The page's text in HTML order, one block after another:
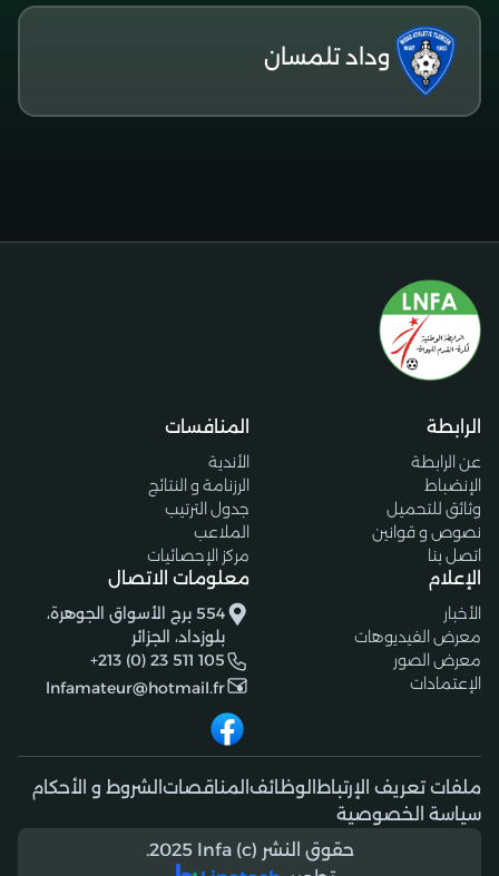
وداد تلمسان
الرابطة
عن الرابطة
الإنضباط
وثائق للتحميل
نصوص و قوانين
اتصل بنا
المنافسات
الأندية
الرزنامة و النتائج
جدول الترتيب
الملاعب
مركز الإحصائيات
الإعلام
الأخبار
معرض الفيديوهات
معرض الصور
الإعتمادات
معلومات الاتصال
554 برج الأسواق الجوهرة،
بلوزداد، الجزائر
+213 (0) 23 511 105
lnfamateur@hotmail.fr
ملفات تعريف الإرتباط الوظائف المناقصات الشروط و الأحكام
سياسة الخصوصية
حقوق النشر (c) 2025 lnfa.